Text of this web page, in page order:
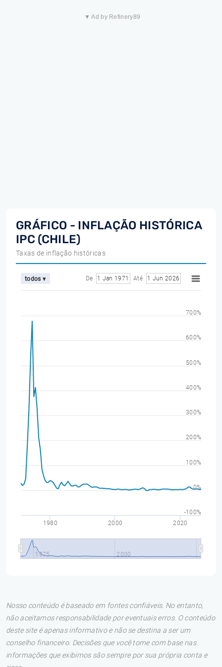
▼ Ad by Refinery89
GRÁFICO - INFLAÇÃO HISTÓRICA
IPC (CHILE)
Taxas de inflação históricas
todos ▾ De 1 Jan 1971 Até 1 Jun 2026
1980 2000 2020
1975 2000
-100%
0%
100%
200%
300%
400%
500%
600%
700%
Nosso conteúdo é baseado em fontes confiáveis. No entanto,
não aceitamos responsabilidade por eventuais erros. O conteúdo
deste site é apenas informativo e não se destina a ser um
conselho financeiro. Decisões que você tome com base nas
informações que exibimos são sempre por sua própria conta e